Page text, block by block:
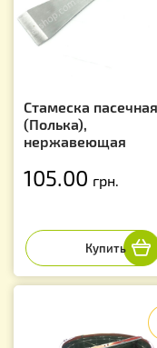
Стамеска пасечная,
(Полька),
нержавеющая
105.00 грн.